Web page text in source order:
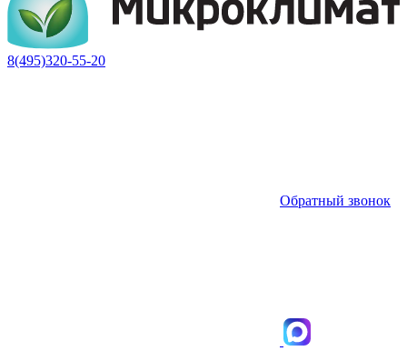
8(495)320-55-20
Обратный звонок